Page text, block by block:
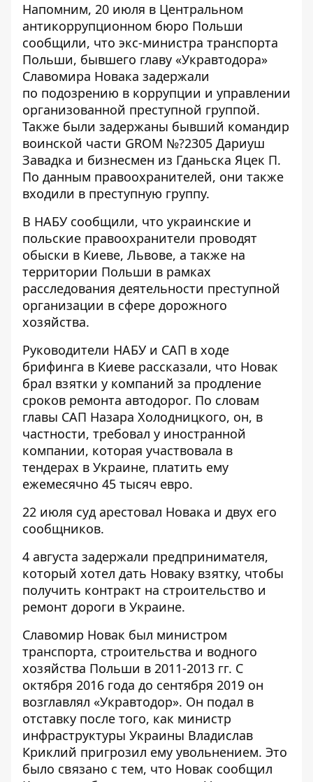
Напомним, 20 июля в Центральном
антикоррупционном бюро Польши
сообщили, что экс-министра транспорта
Польши, бывшего главу «Укравтодора»
Славомира Новака задержали
по подозрению в коррупции и управлении
организованной преступной группой.
Также были задержаны бывший командир
воинской части GROM №?2305 Дариуш
Завадка и бизнесмен из Гданьска Яцек П.
По данным правоохранителей, они также
входили в преступную группу.
В НАБУ сообщили, что украинские и
польские правоохранители проводят
обыски в Киеве, Львове, а также на
территории Польши в рамках
расследования деятельности преступной
организации в сфере дорожного
хозяйства.
Руководители НАБУ и САП в ходе
брифинга в Киеве рассказали, что Новак
брал взятки у компаний за продление
сроков ремонта автодорог. По словам
главы САП Назара Холодницкого, он, в
частности, требовал у иностранной
компании, которая участвовала в
тендерах в Украине, платить ему
ежемесячно 45 тысяч евро.
22 июля суд арестовал Новака и двух его
сообщников.
4 августа задержали предпринимателя,
который хотел дать Новаку взятку, чтобы
получить контракт на строительство и
ремонт дороги в Украине.
Славомир Новак был министром
транспорта, строительства и водного
хозяйства Польши в 2011-2013 гг. С
октября 2016 года до сентября 2019 он
возглавлял «Укравтодор». Он подал в
отставку после того, как министр
инфраструктуры Украины Владислав
Криклий пригрозил ему увольнением. Это
было связано с тем, что Новак сообщил